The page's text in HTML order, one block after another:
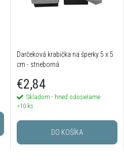
Darčeková krabička na šperky 5 x 5
cm - strieborná
€2,84
Skladom - hneď odosielame
>10 ks
DO KOŠÍKA